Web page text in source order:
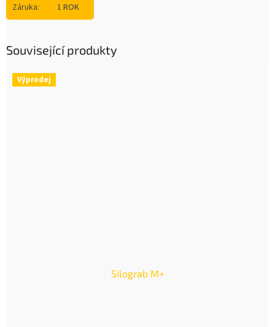
Záruka: 1 ROK
Související produkty
Výprodej
Silograb M+